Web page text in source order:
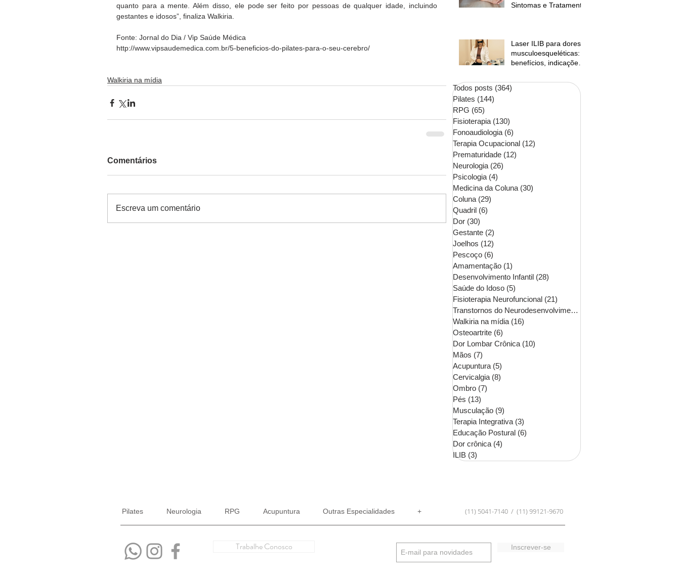
quanto para a mente. Além disso, ele pode ser feito por pessoas de qualquer idade, incluindo
gestantes e idosos”, finaliza Walkiria.
Fonte: Jornal do Dia / Vip Saúde Médica
http://www.vipsaudemedica.com.br/5-beneficios-do-pilates-para-o-seu-cerebro/
Walkiria na mídia
Comentários
Escreva um comentário
Sintomas e Tratamento
Laser ILIB para dores
musculoesqueléticas:
benefícios, indicações
Todos posts (364)
Pilates (144)
RPG (65)
Fisioterapia (130)
Fonoaudiologia (6)
Terapia Ocupacional (12)
Prematuridade (12)
Neurologia (26)
Psicologia (4)
Medicina da Coluna (30)
Coluna (29)
Quadril (6)
Dor (30)
Gestante (2)
Joelhos (12)
Pescoço (6)
Amamentação (1)
Desenvolvimento Infantil (28)
Saúde do Idoso (5)
Fisioterapia Neurofuncional (21)
Transtornos do Neurodesenvolvimento
Walkiria na mídia (16)
Osteoartrite (6)
Dor Lombar Crônica (10)
Mãos (7)
Acupuntura (5)
Cervicalgia (8)
Ombro (7)
Pés (13)
Musculação (9)
Terapia Integrativa (3)
Educação Postural (6)
Dor crônica (4)
ILIB (3)
(11) 5041-7140 / (11) 99121-9670
Pilates Neurologia RPG Acupuntura Outras Especialidades +
Trabalhe Conosco Inscrever-se